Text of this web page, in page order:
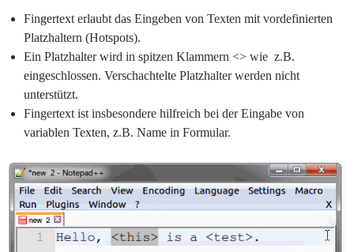
Fingertext erlaubt das Eingeben von Texten mit vordefinierten
Platzhaltern (Hotspots).
Ein Platzhalter wird in spitzen Klammern <> wie z.B.
eingeschlossen. Verschachtelte Platzhalter werden nicht
unterstützt.
Fingertext ist insbesondere hilfreich bei der Eingabe von
variablen Texten, z.B. Name in Formular.